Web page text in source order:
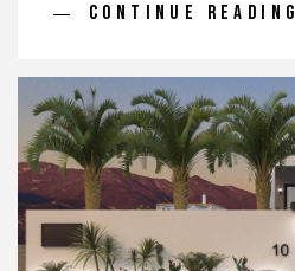
CONTINUE READING